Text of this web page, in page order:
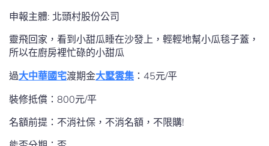
申報主體: 北頭村股份公司
靈飛回家，看到小甜瓜睡在沙發上，輕輕地幫小瓜毯子蓋，
所以在廚房裡忙碌的小甜瓜
過大中華國宅渡期金大墅雲集 ：45元/平
裝修抵償：800元/平
名額前提：不消社保，不消名額，不限購!